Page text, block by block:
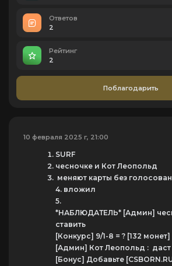
Ответов
2
Рейтинг
2
Поблагодарить
10 февраля 2025 г, 21:00
SURF
чесночке и Кот Леопольд
меняют карты без
4. вложил
5.
*НАБЛЮДАТЕЛЬ* [Админ]
ставить
[Конкурс] 9/1-8 = ? [132 монет]
[Админ] Кот Леопольд : даст
[Бонус] Добавьте